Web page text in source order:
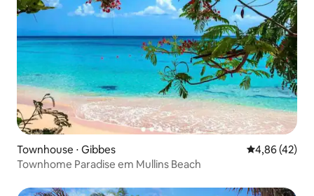
Townhouse ⋅ Gibbes 4,86 de uma
4,86 (42)
Townhome Paradise em Mullins Beach